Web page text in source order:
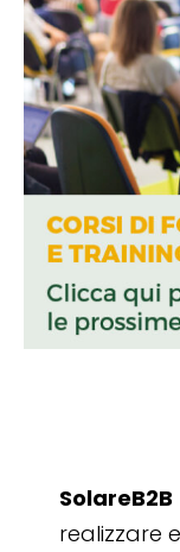
SolareB2B
realizzare